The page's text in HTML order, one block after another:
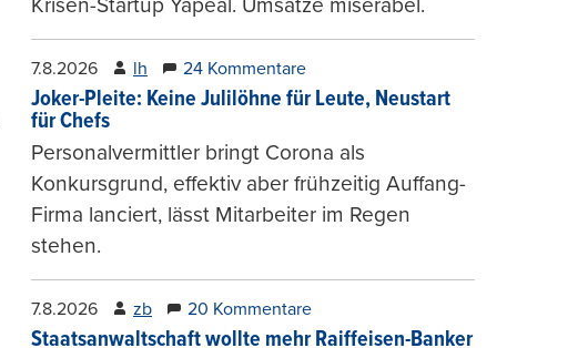
Krisen-Startup Yapeal. Umsätze miserabel.
7.8.2026 lh 24 Kommentare
Joker-Pleite: Keine Julilöhne für Leute, Neustart
für Chefs
Personalvermittler bringt Corona als
Konkursgrund, effektiv aber frühzeitig Auffang-
Firma lanciert, lässt Mitarbeiter im Regen
stehen.
7.8.2026 zb 20 Kommentare
Staatsanwaltschaft wollte mehr Raiffeisen-Banker